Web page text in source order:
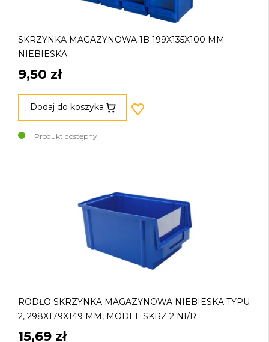
SKRZYNKA MAGAZYNOWA 1B 199X135X100 MM
NIEBIESKA
9,50 zł
Dodaj do koszyka
Produkt dostępny
RODŁO SKRZYNKA MAGAZYNOWA NIEBIESKA TYPU
2, 298X179X149 MM, MODEL SKRZ 2 NI/R
15,69 zł